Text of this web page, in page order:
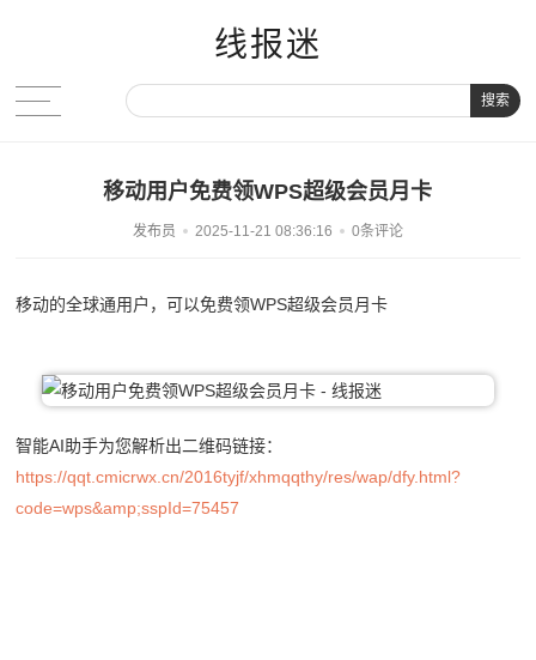
线报迷
搜索
移动用户免费领WPS超级会员月卡
发布员 2025-11-21 08:36:16 0条评论
移动的全球通用户，可以免费领WPS超级会员月卡
智能AI助手为您解析出二维码链接：
https://qqt.cmicrwx.cn/2016tyjf/xhmqqthy/res/wap/dfy.html?
code=wps&amp;sspId=75457